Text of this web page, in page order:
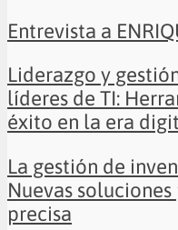
Entrevista a
Liderazgo y
líderes de TI:
éxito en la era
La gestión de
Nuevas
precisa